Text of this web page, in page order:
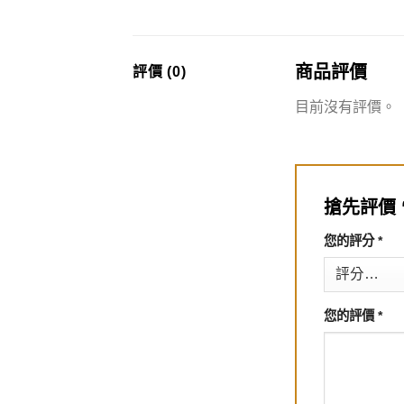
評價 (0) 商品評價
目前沒有評價。
搶先評價
您的評分*
您的評價 *